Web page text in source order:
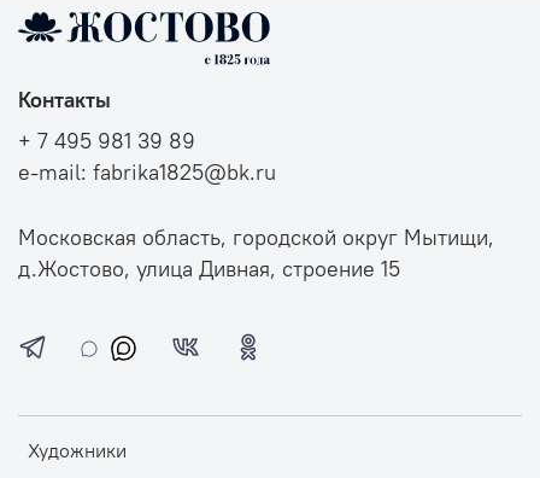
Художники
Контакты
+ 7 495 981 39 89
e-mail: fabrika1825@bk.ru
Московская область, городской округ Мытищи,
д.Жостово, улица Дивная, строение 15